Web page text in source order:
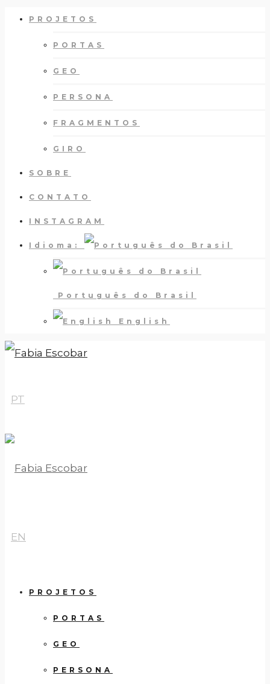
PROJETOS
PORTAS
GEO
PERSONA
FRAGMENTOS
GIRO
SOBRE
CONTATO
INSTAGRAM
Idioma:
Português do Brasil
English
PT
EN
PROJETOS
PORTAS
GEO
PERSONA